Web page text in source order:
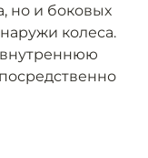
но и боковых
колеса.
внутреннюю